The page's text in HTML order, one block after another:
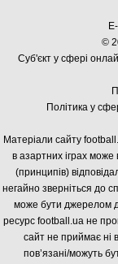
©
Суб'єкт у сфері
Політика у
Матеріали сайту
в азартних іграх може
(принципів)
негайно зверніться до
може бути джерелом
ресурс football.ua не
сайт не приймає ні
пов’язані/можуть